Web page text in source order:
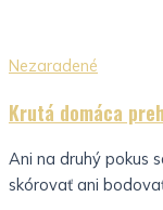
Nezaradené
Krutá domáca
Ani na druhý pokus
skórovať ani